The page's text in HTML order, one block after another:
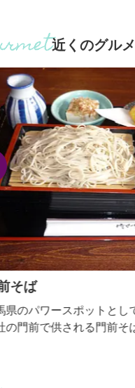
は英語のプロムナード（
とり、組み合わせた造語
味です。 現在9施設が
す...
近くのグル
そば
のパワースポットとし
門前で供される門前そ